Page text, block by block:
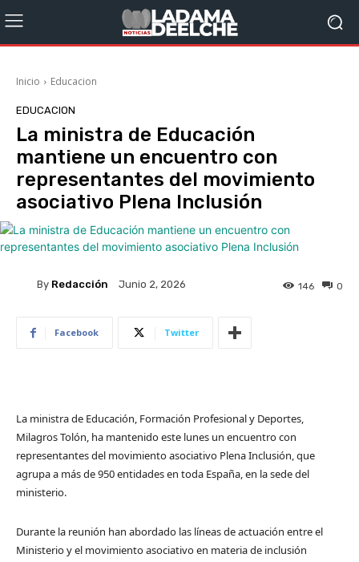
Inicio Educacion
EDUCACION
La ministra de Educación
mantiene un encuentro con
representantes del movimiento
asociativo Plena Inclusión
By Redacción Junio 2, 2026 0
146
Facebook Twitter
La ministra de Educación, Formación Profesional y Deportes,
Milagros Tolón, ha mantenido este lunes un encuentro con
representantes del movimiento asociativo Plena Inclusión, que
agrupa a más de 950 entidades en toda España, en la sede del
ministerio.
Durante la reunión han abordado las líneas de actuación entre el
Ministerio y el movimiento asociativo en materia de inclusión